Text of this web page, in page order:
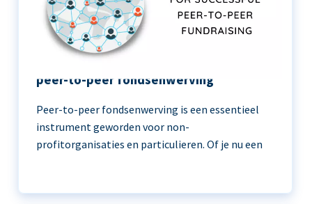
11 beste praktijken voor succesvolle
peer-to-peer fondsenwerving
Peer-to-peer fondsenwerving is een essentieel
instrument geworden voor non-
profitorganisaties en particulieren. Of je nu een